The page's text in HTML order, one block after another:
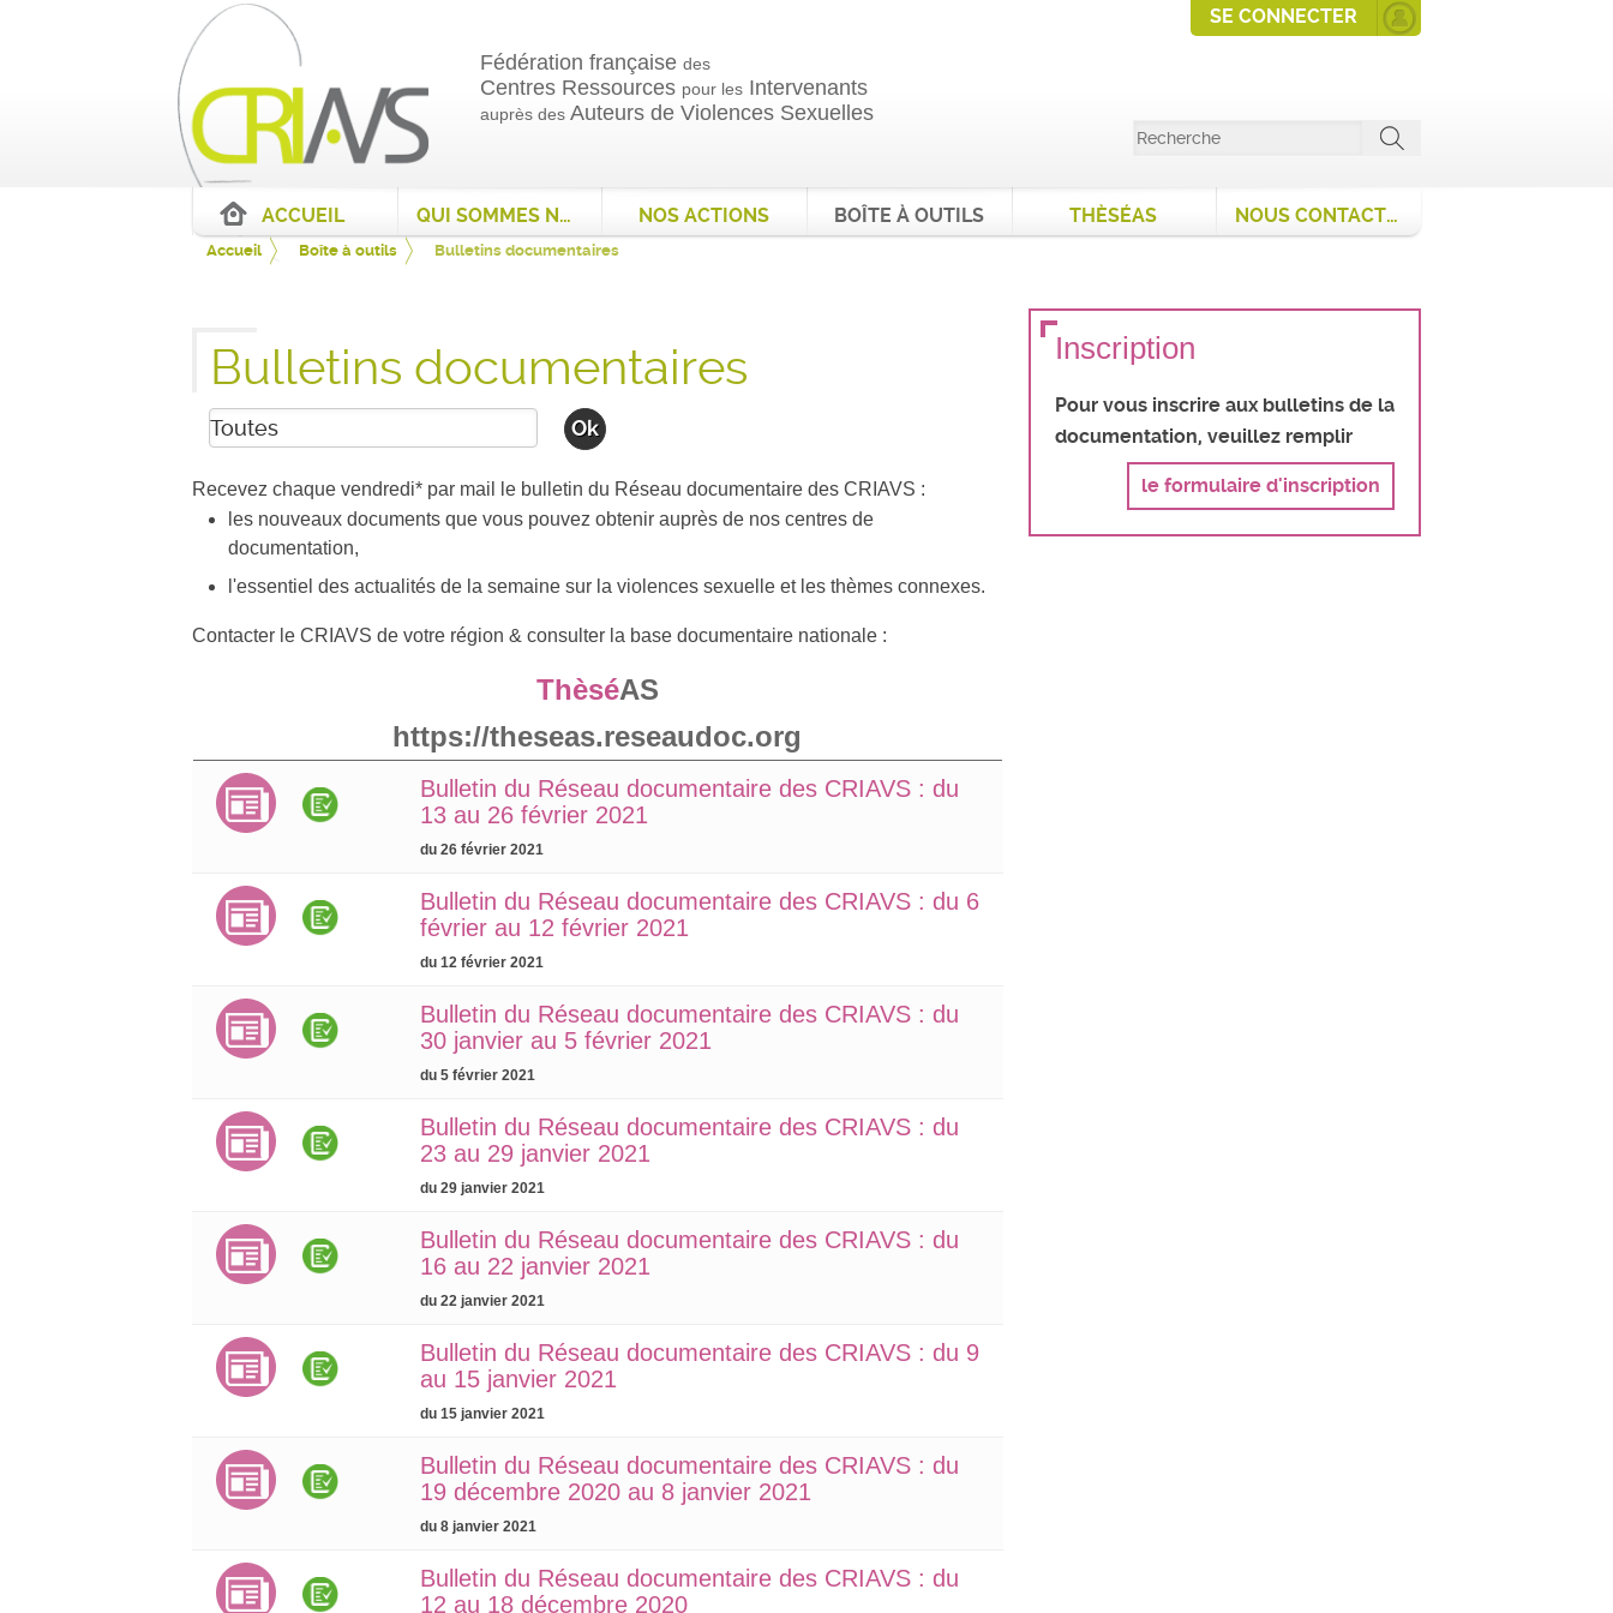
SE CONNECTER
Fédération française des
Centres Ressources pour les Intervenants
auprès des Auteurs de Violences Sexuelles
ACCUEIL QUI SOMMES NOUS ? NOS ACTIONS BOÎTE À OUTILS THÈSÉAS NOUS CONTACTER
Accueil Boîte à outils Bulletins documentaires
Bulletins documentaires
Recevez chaque vendredi* par mail le bulletin du Réseau documentaire des CRIAVS :
les nouveaux documents que vous pouvez obtenir auprès de nos centres de
documentation,
l'essentiel des actualités de la semaine sur la violences sexuelle et les thèmes connexes.
Contacter le CRIAVS de votre région & consulter la base documentaire nationale :
ThèséAS
https://theseas.reseaudoc.org
Bulletin du Réseau documentaire des CRIAVS : du
13 au 26 février 2021
du 26 février 2021
Bulletin du Réseau documentaire des CRIAVS : du 6
février au 12 février 2021
du 12 février 2021
Bulletin du Réseau documentaire des CRIAVS : du
30 janvier au 5 février 2021
du 5 février 2021
Bulletin du Réseau documentaire des CRIAVS : du
23 au 29 janvier 2021
du 29 janvier 2021
Bulletin du Réseau documentaire des CRIAVS : du
16 au 22 janvier 2021
du 22 janvier 2021
Bulletin du Réseau documentaire des CRIAVS : du 9
au 15 janvier 2021
du 15 janvier 2021
Bulletin du Réseau documentaire des CRIAVS : du
19 décembre 2020 au 8 janvier 2021
du 8 janvier 2021
Bulletin du Réseau documentaire des CRIAVS : du
12 au 18 décembre 2020
Inscription
Pour vous inscrire aux bulletins de la
documentation, veuillez remplir
le formulaire d'inscription